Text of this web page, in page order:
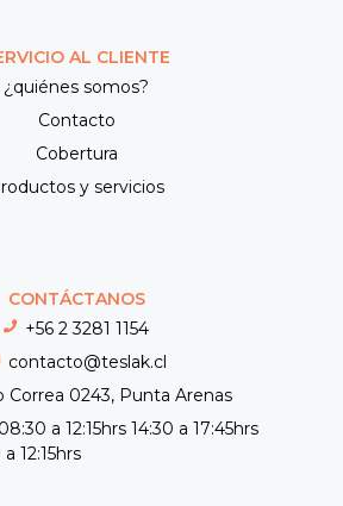
AL CLIENTE
¿quiénes somos?
Contacto
Cobertura
y servicios
CONTÁCTANOS
+56 2 3281 1154
contacto@teslak.cl
Correa 0243, Punta Arenas
a 12:15hrs 14:30 a 17:45hrs
12:15hrs